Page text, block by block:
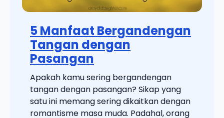
5 Manfaat Bergandengan
Tangan dengan
Pasangan
Apakah kamu sering bergandengan
tangan dengan pasangan? Sikap yang
satu ini memang sering dikaitkan dengan
romantisme masa muda. Padahal, orang